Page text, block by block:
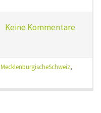
Keine Kommentare
MecklenburgischeSchweiz,